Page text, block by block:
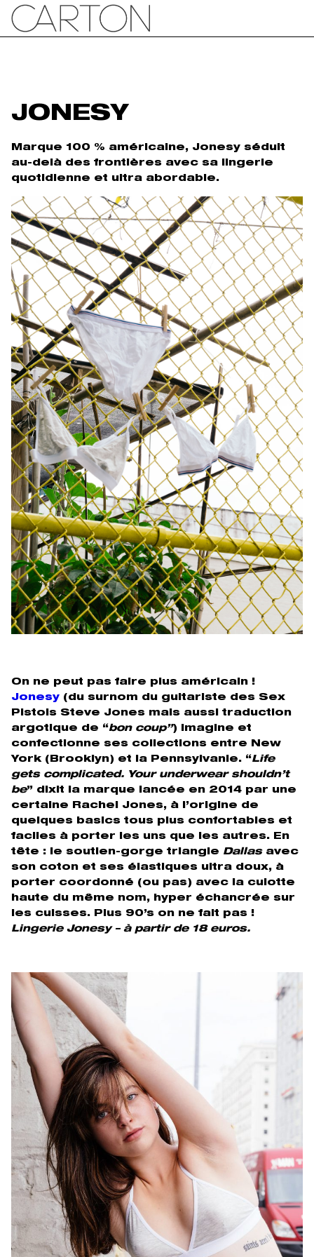
JONESY
Marque 100 % américaine, Jonesy séduit
au-delà des frontières avec sa lingerie
quotidienne et ultra abordable.
On ne peut pas faire plus américain !
Jonesy (du surnom du guitariste des Sex
Pistols Steve Jones mais aussi traduction
argotique de “bon coup”) imagine et
confectionne ses collections entre New
York (Brooklyn) et la Pennsylvanie. “Life
gets complicated. Your underwear shouldn’t
be” dixit la marque lancée en 2014 par une
certaine Rachel Jones, à l’origine de
quelques basics tous plus confortables et
faciles à porter les uns que les autres. En
tête : le soutien-gorge triangle Dallasavec
son coton et ses élastiques ultra doux, à
porter coordonné (ou pas) avec la culotte
haute du même nom, hyper échancrée sur
les cuisses. Plus 90’s on ne fait pas !
Lingerie Jonesy – à partir de 18 euros.